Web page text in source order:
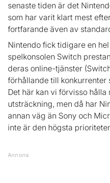
senaste tiden är det
som har varit klart mest
fortfarande även av
Nintendo fick tidigare en
spelkonsolen Switch
deras online-tjänster
förhållande till konkurrenter
Det här kan vi förvisso
utsträckning, men då har
annan väg än Sony och
inte är den högsta
Annons